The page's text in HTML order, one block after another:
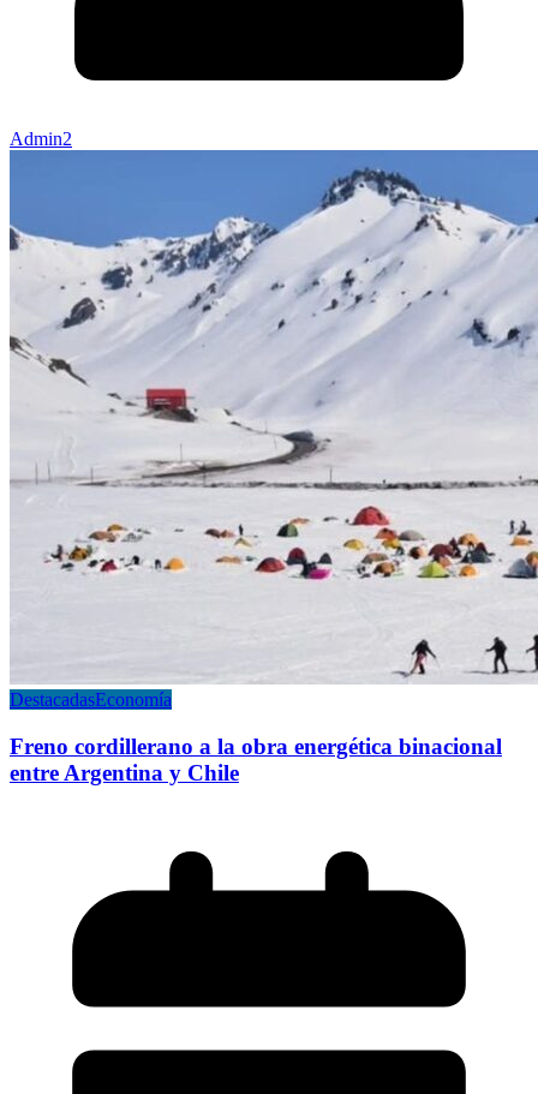
Admin2
DestacadasEconomía
Freno cordillerano a la obra energética binacional
entre Argentina y Chile